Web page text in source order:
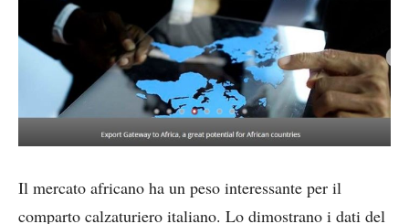
Il mercato africano ha un peso interessante per il
comparto calzaturiero italiano. Lo dimostrano i dati del